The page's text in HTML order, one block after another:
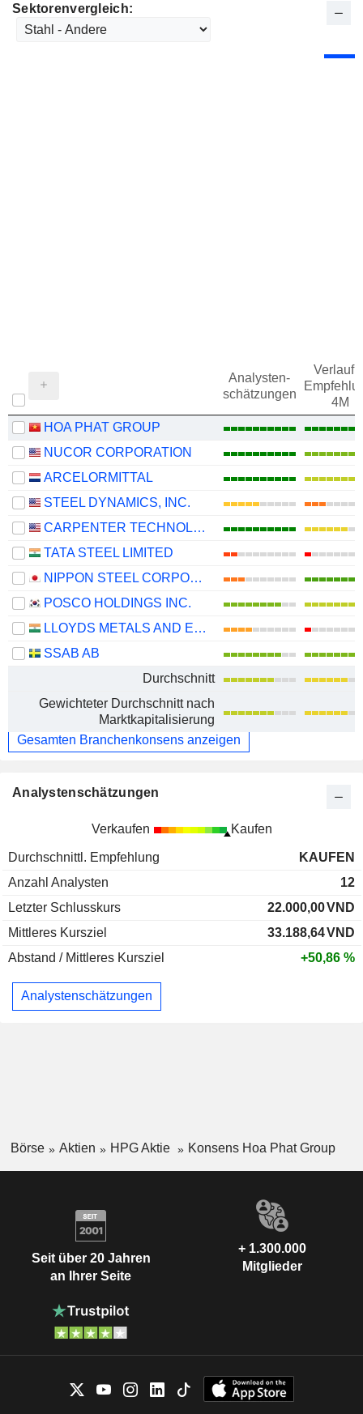
Sektorenvergleich:
Analysten-
schätzungen
Verlauf
4M
HOA PHAT GROUP
NUCOR CORPORATION
ARCELORMITTAL
STEEL DYNAMICS, INC.
CARPENTER TECHNOLOGY CORPORATION
TATA STEEL LIMITED
NIPPON STEEL CORPORATION
POSCO HOLDINGS INC.
LLOYDS METALS AND ENERGY LIMITED
SSAB AB
Durchschnitt
Gewichteter Durchschnitt nach
Marktkapitalisierung
Gesamten Branchenkonsens anzeigen
Analystenschätzungen
Verkaufen Kaufen
Durchschnittl. Empfehlung
KAUFEN
Anzahl Analysten
12
Letzter Schlusskurs
22.000,00VND
Mittleres Kursziel
33.188,64VND
Abstand / Mittleres Kursziel
+50,86 %
Analystenschätzungen
Börse Aktien HPG Aktie Konsens Hoa Phat Group
Seit über 20 Jahren
an Ihrer Seite
+ 1.300.000
Mitglieder